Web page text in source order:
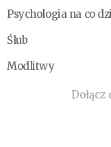
Psychologia na co
Ślub
Modlitwy
Dołącz